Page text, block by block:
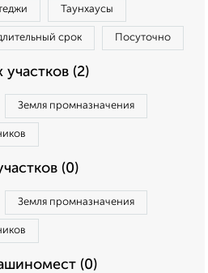
Таунхаусы
срок Посуточно
(2)
Земля промназначения
(0)
Земля промназначения
(0)